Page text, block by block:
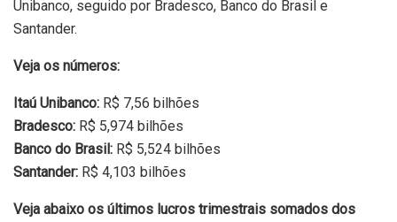
Unibanco, seguido por Bradesco, Banco do Brasil e
Santander.
Veja os números:
Itaú Unibanco: R$ 7,56 bilhões
Bradesco: R$ 5,974 bilhões
Banco do Brasil: R$ 5,524 bilhões
Santander: R$ 4,103 bilhões
Veja abaixo os últimos lucros trimestrais somados dos